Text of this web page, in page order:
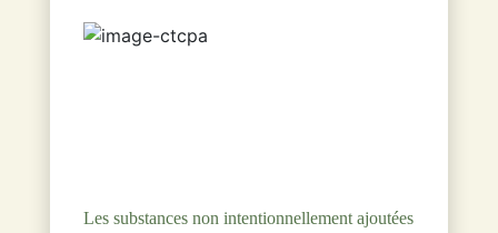
Les substances non intentionnellement ajoutées